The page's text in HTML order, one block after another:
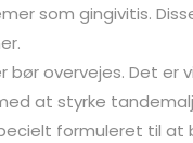
som gingivitis.
bør overvejes. Det er
at styrke
formuleret til